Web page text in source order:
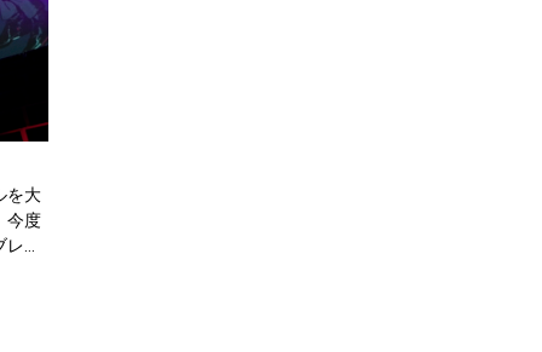
を大
今度
ポ